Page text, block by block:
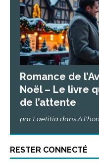
Romance de
Noël – Le livre
de l’attente
par Laetitia dans A
RESTER CONNECTÉ